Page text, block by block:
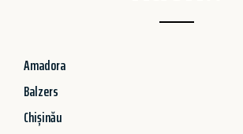
Amadora
Balzers
Chișinău